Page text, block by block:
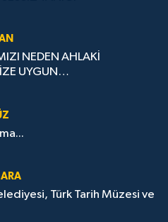
NEDEN AHLAKİ
UYGUN
Türk Tarih Müzesi ve